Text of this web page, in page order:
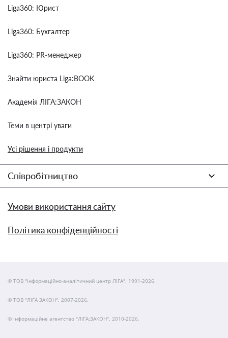
Liga360: Юрист
Liga360: Бухгалтер
Liga360: PR-менеджер
Знайти юриста Liga:BOOK
Академія ЛІГА:ЗАКОН
Теми в центрі уваги
Усі рішення і продукти
Співробітництво
Умови використання сайту
Політика конфіденційності
© ТОВ "інформаційно-аналітичний центр ЛІГА", 1991-2026.
© ТОВ "ЛІГА ЗАКОН", 2007-2026.
© Інформаційне агентство "ЛІГА:ЗАКОН", 2010-2026.